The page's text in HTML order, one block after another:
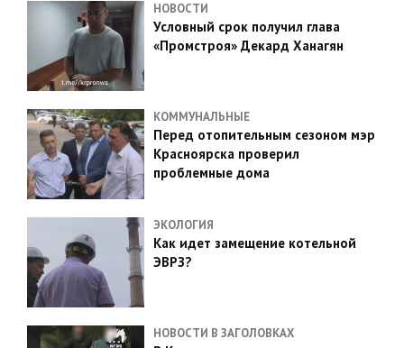
НОВОСТИ
Условный срок получил глава
«Промстроя» Декард Ханагян
КОММУНАЛЬНЫЕ
Перед отопительным сезоном мэр
Красноярска проверил
проблемные дома
ЭКОЛОГИЯ
Как идет замещение котельной
ЭВРЗ?
НОВОСТИ В ЗАГОЛОВКАХ